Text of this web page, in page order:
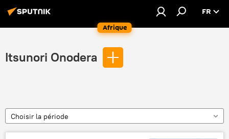
Afrique
FR
Itsunori Onodera
Choisir la période